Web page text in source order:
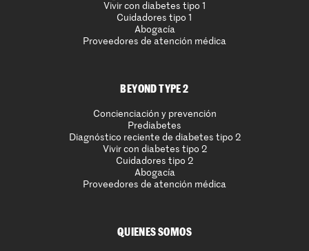
Vivir con diabetes tipo 1
Cuidadores tipo 1
Abogacía
Proveedores de atención médica
BEYOND TYPE 2
Concienciación y prevención
Prediabetes
Diagnóstico reciente de diabetes tipo 2
Vivir con diabetes tipo 2
Cuidadores tipo 2
Abogacía
Proveedores de atención médica
QUIENES SOMOS